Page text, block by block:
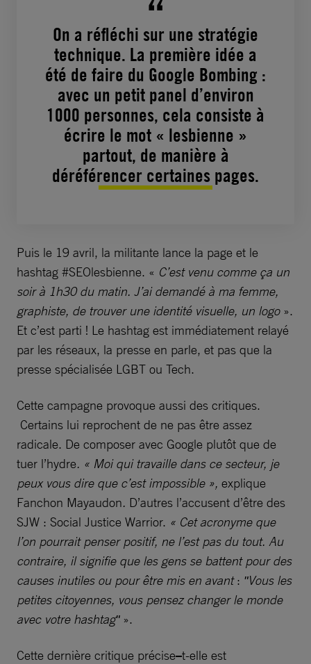
On a réfléchi sur une stratégie
technique. La première idée a
été de faire du Google Bombing :
avec un petit panel d’environ
1000 personnes, cela consiste à
écrire le mot « lesbienne »
partout, de manière à
déréférencer certaines pages.
Puis le 19 avril, la militante lance la page et le
hashtag #SEOlesbienne. « C’est venu comme ça un
soir à 1h30 du matin. J’ai demandé à ma femme,
graphiste, de trouver une identité visuelle, un logo».
Et c’est parti ! Le hashtag est immédiatement relayé
par les réseaux, la presse en parle, et pas que la
presse spécialisée LGBT ou Tech.
Cette campagne provoque aussi des critiques.
Certains lui reprochent de ne pas être assez
radicale. De composer avec Google plutôt que de
tuer l’hydre. « Moi qui travaille dans ce secteur, je
peux vous dire que c’est impossible », explique
Fanchon Mayaudon. D’autres l’accusent d’être des
SJW : Social Justice Warrior. « Cet acronyme que
l’on pourrait penser positif, ne l’est pas du tout. Au
contraire, il signifie que les gens se battent pour des
causes inutiles ou pour être mis en avant: ʺVous les
petites citoyennes, vous pensez changer le monde
avec votre hashtagʺ ».
Cette dernière critique précise–t-elle est